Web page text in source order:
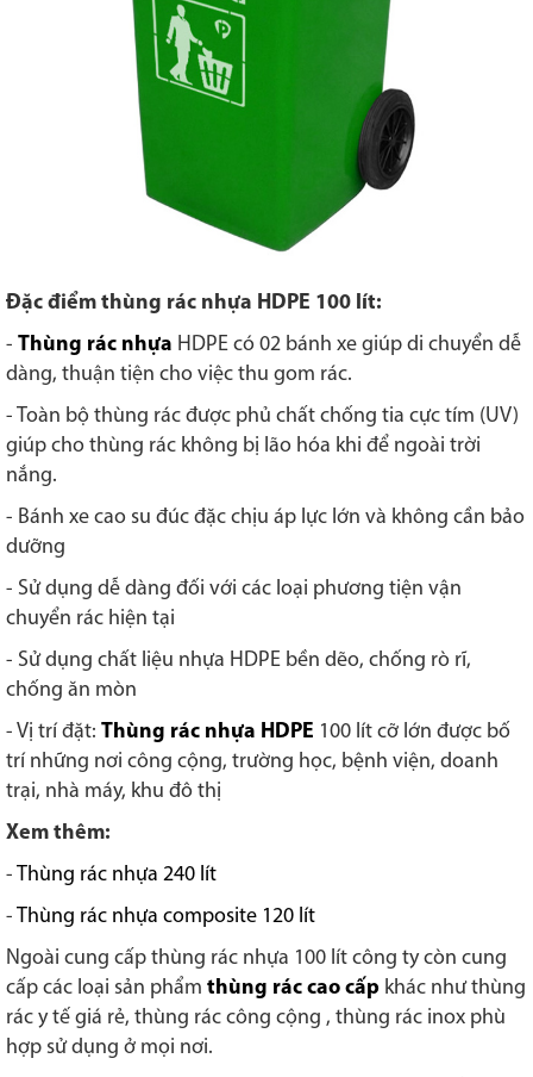
Đặc điểm thùng rác nhựa HDPE 100 lít:
- Thùng rác nhựa HDPE có 02 bánh xe giúp di chuyển dễ
dàng, thuận tiện cho việc thu gom rác.
- Toàn bộ thùng rác được phủ chất chống tia cực tím (UV)
giúp cho thùng rác không bị lão hóa khi để ngoài trời
nắng.
- Bánh xe cao su đúc đặc chịu áp lực lớn và không cần bảo
dưỡng
- Sử dụng dễ dàng đối với các loại phương tiện vận
chuyển rác hiện tại
- Sử dụng chất liệu nhựa HDPE bền dẽo, chống rò rĩ,
chống ăn mòn
- Vị trí đặt: Thùng rác nhựa HDPE 100 lít cỡ lớn được bố
trí những nơi công cộng, trường học, bệnh viện, doanh
trại, nhà máy, khu đô thị
Xem thêm:
- Thùng rác nhựa 240 lít
- Thùng rác nhựa composite 120 lít
Ngoài cung cấp thùng rác nhựa 100 lít công ty còn cung
cấp các loại sản phẩm thùng rác cao cấp khác như thùng
rác y tế giá rẻ, thùng rác công cộng , thùng rác inox phù
hợp sử dụng ở mọi nơi.